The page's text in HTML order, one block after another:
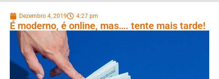
Dezembro 4, 2019 4:27 pm
É moderno, é online, mas…. tente mais tarde!